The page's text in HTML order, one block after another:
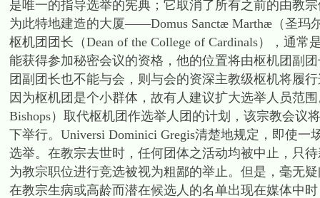
是唯一的指导选举的宪典；它取消了所有之前的由教
为此特地建造的大厦——Domus Sanctæ Marthæ（圣玛
枢机团团长（Dean of the College of Cardinals），通
能获得参加秘密会议的资格，他的位置将由枢机团副
团副团长也不能与会，则与会的资深主教级枢机将履
因为枢机团是个小群体，故有人建议扩大选举人员范
Bishops）取代枢机团作选举人团的计划，该宗教会议
下举行。Universi Dominici Gregis清楚地规定，即使
选举。在教宗去世时，任何团体之活动均被中止，只
为教宗职位进行竞选被视为粗鄙的举止。但是，毫无
在教宗生病或高龄而潜在候选人的名单出现在媒体中